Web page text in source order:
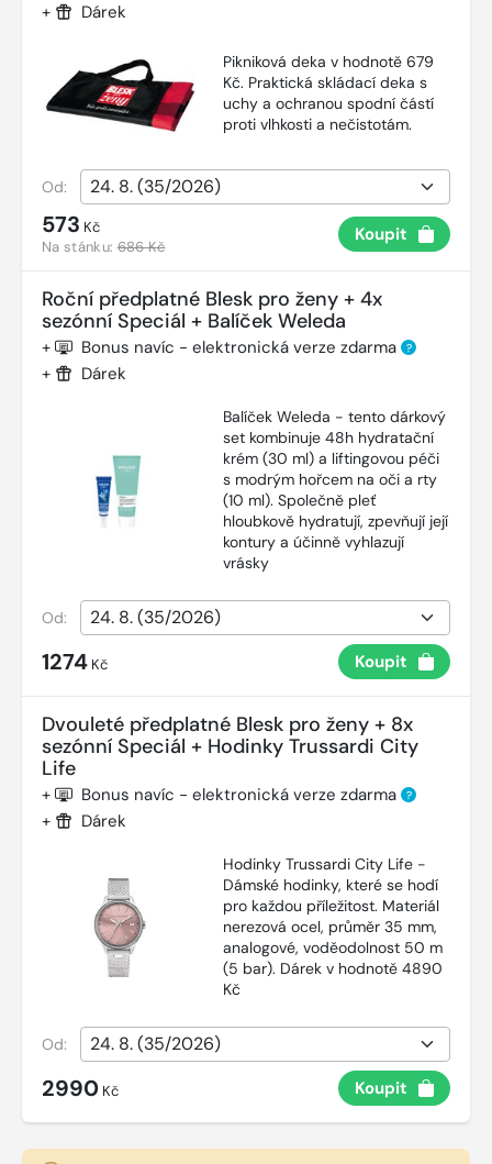
+ Dárek
Pikniková deka v hodnotě 679
Kč. Praktická skládací deka s
uchy a ochranou spodní částí
proti vlhkosti a nečistotám.
Od:
573 Kč
Na stánku:686 Kč
Koupit
Roční předplatné Blesk pro ženy + 4x
sezónní Speciál + Balíček Weleda
+ Bonus navíc - elektronická verze zdarma ?
+ Dárek
Balíček Weleda - tento dárkový
set kombinuje 48h hydratační
krém (30 ml) a liftingovou péči
s modrým hořcem na oči a rty
(10 ml). Společně pleť
hloubkově hydratují, zpevňují její
kontury a účinně vyhlazují
vrásky
Od:
1274 Kč Koupit
Dvouleté předplatné Blesk pro ženy + 8x
sezónní Speciál + Hodinky Trussardi City
Life
+ Bonus navíc - elektronická verze zdarma ?
+ Dárek
Hodinky Trussardi City Life -
Dámské hodinky, které se hodí
pro každou příležitost. Materiál
nerezová ocel, průměr 35 mm,
analogové, voděodolnost 50 m
(5 bar). Dárek v hodnotě 4890
Kč
Od:
2990 Kč Koupit